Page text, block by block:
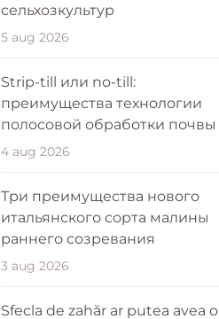
сельхозкультур
5 aug 2026
Strip-till или no-till:
преимущества технологии
полосовой обработки почвы
4 aug 2026
Три преимущества нового
итальянского сорта малины
раннего созревания
3 aug 2026
Sfecla de zahăr ar putea avea o